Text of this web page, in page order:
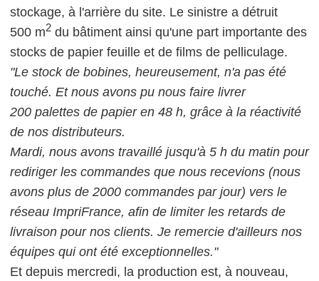
stockage, à l'arrière du site. Le sinistre a détruit
500 m2 du bâtiment ainsi qu'une part importante des
stocks de papier feuille et de films de pelliculage.
"Le stock de bobines, heureusement, n'a pas été
touché. Et nous avons pu nous faire livrer
200 palettes de papier en 48 h, grâce à la réactivité
de nos distributeurs.
Mardi, nous avons travaillé jusqu'à 5 h du matin pour
rediriger les commandes que nous recevions (nous
avons plus de 2000 commandes par jour) vers le
réseau ImpriFrance, afin de limiter les retards de
livraison pour nos clients. Je remercie d'ailleurs nos
équipes qui ont été exceptionnelles."
Et depuis mercredi, la production est, à nouveau,